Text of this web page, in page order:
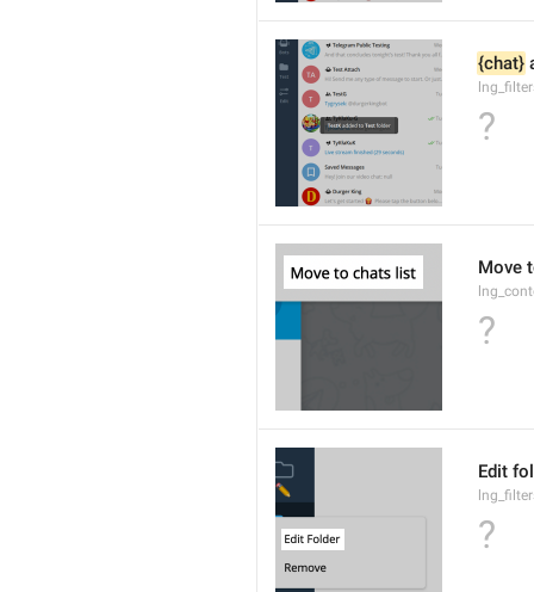
{chat}
?
Move
?
Edit
?